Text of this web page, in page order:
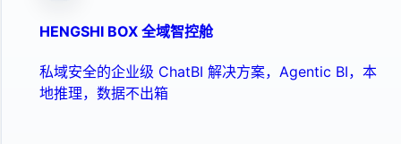
HENGSHI BOX 全域智控舱
私域安全的企业级 ChatBI 解决方案，Agentic BI，本
地推理，数据不出箱